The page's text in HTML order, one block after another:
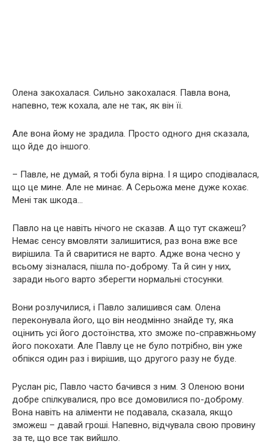
Олена закохалася. Сильно закохалася. Павла вона,
напевно, теж кохала, але не так, як він її.
Але вона йому не зрадила. Просто одного дня сказала,
що йде до іншого.
– Павле, не думай, я тобі була вірна. І я щиро сподівалася,
що це мине. Але не минає. А Серьожа мене дуже кохає.
Мені так шкода…
Павло на це навіть нічого не сказав. А що тут скажеш?
Немає сенсу вмовляти залишитися, раз вона вже все
вирішила. Та й сваритися не варто. Адже вона чесно у
всьому зізналася, пішла по-доброму. Та й син у них,
заради нього варто зберегти нормальні стосунки.
Вони розлучилися, і Павло залишився сам. Олена
переконувала його, що він неодмінно знайде ту, яка
оцінить усі його достоїнства, хто зможе по-справжньому
його покохати. Але Павлу це не було потрібно, він уже
обпікся один раз і вирішив, що другого разу не буде.
Руслан ріс, Павло часто бачився з ним. З Оленою вони
добре спілкувалися, про все домовилися по-доброму.
Вона навіть на аліменти не подавала, сказала, якщо
зможеш – давай гроші. Напевно, відчувала свою провину
за те, що все так вийшло.